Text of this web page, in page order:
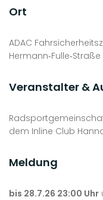
Ort
ADAC
Veranstalter &
dem Inline Club
Meldung
bis 28.7.26 23:00 Uhr